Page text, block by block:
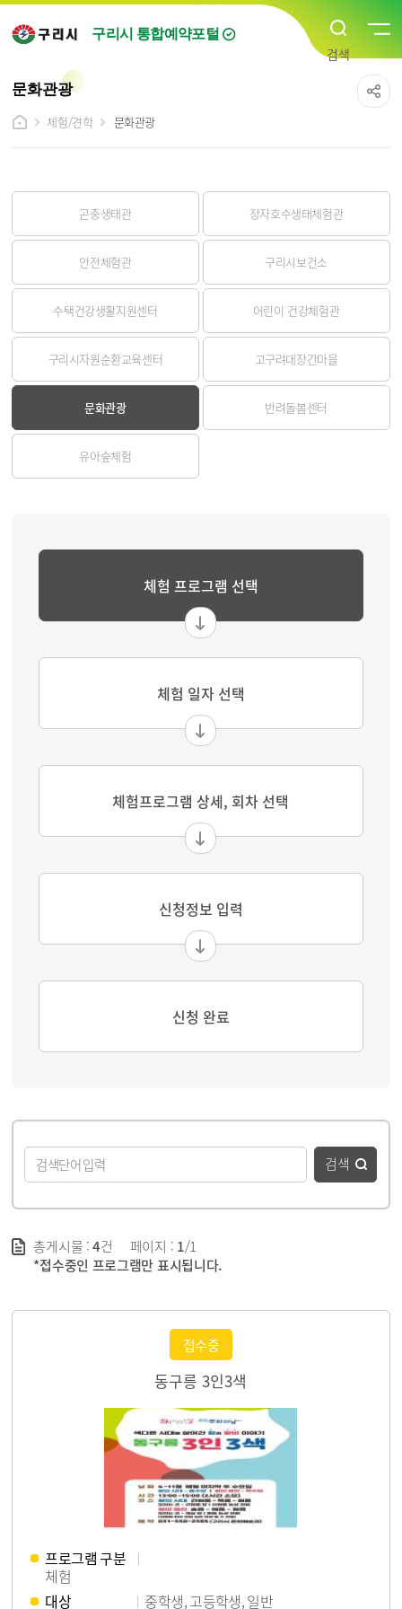
구리시 통합예약포털
문화관광
체험/견학
문화관광
곤충생태관 장자호수생태체험관
안전체험관 구리시보건소
수택건강생활지원센터 어린이 건강체험관
구리시자원순환교육센터 고구려대장간마을
문화관광 반려돌봄센터
유아숲체험
체험 프로그램 선택
체험 일자 선택
체험프로그램 상세, 회차 선택
신청정보 입력
신청 완료
검색
총게시물 :4건 페이지 : 1/1
*접수중인 프로그램만 표시됩니다.
접수중
동구릉 3인3색
프로그램 구분
체험
대상
중학생, 고등학생, 일반